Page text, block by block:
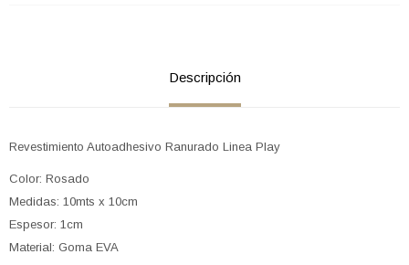
Descripción
Revestimiento Autoadhesivo Ranurado Linea Play
Color: Rosado
Medidas: 10mts x 10cm
Espesor: 1cm
Material: Goma EVA